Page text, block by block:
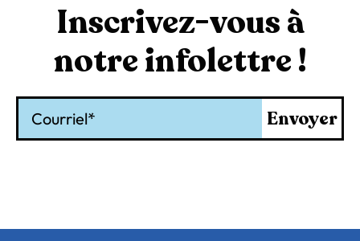
Inscrivez-vous à
notre infolettre !
Envoyer